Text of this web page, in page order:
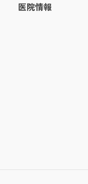
医院情報